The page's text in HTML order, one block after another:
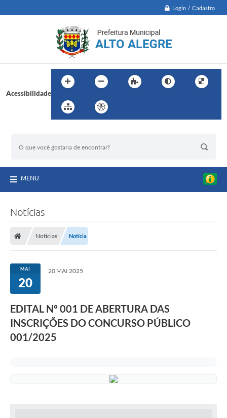
Login / Cadastro
Acessibilidade
MENU
Notícias
Notícias Notícia
MAI
20
20 MAI 2025
EDITAL Nº 001 DE ABERTURA DAS
INSCRIÇÕES DO CONCURSO PÚBLICO
001/2025